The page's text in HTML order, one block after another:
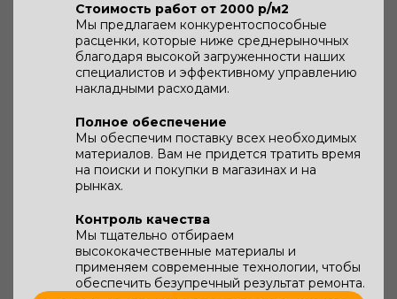
Стоимость работ от 2000 р/м2
Мы предлагаем конкурентоспособные
расценки, которые ниже среднерыночных
благодаря высокой загруженности наших
специалистов и эффективному управлению
накладными расходами.
Полное обеспечение
Мы обеспечим поставку всех необходимых
материалов. Вам не придется тратить время
на поиски и покупки в магазинах и на
рынках.
Контроль качества
Мы тщательно отбираем
высококачественные материалы и
применяем современные технологии, чтобы
обеспечить безупречный результат ремонта.